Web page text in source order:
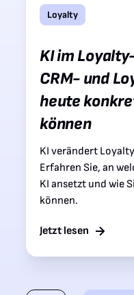
Loyalty
KI im
CRM- und
heute
können
KI verändert
Erfahren Sie, an
KI ansetzt und wie
können.
Jetzt lesen